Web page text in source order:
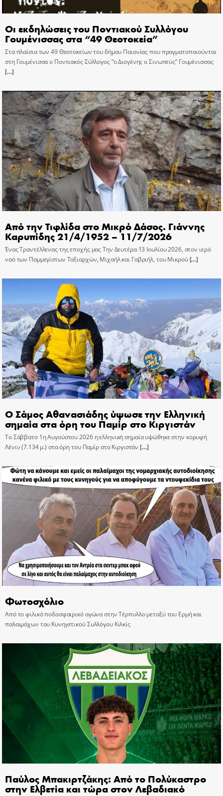
Οι εκδηλώσεις του Ποντιακού Συλλόγου
Γουμένισσας στα “49 Θεοτοκεία”
Στα πλαίσια των 49 Θεοτοκείων του δήμου Παιονίας που πραγματοποιούνται
στη Γουμένισσα ο Ποντιακός Σύλλογος “ο Διογένης ο Σινωπεύς” Γουμένισσας
[…]
Από την Τιφλίδα στο Μικρό Δάσος. Γιάννης
Καρυπίδης 21/4/1952 – 11/7/2026
Ένας Τραντέλλενας της εποχής μας Την Δευτέρα 13 Ιουλίου 2026, στον ιερό
ναό των Παμμεγίστων Ταξιαρχών, Μιχαήλ και Γαβριήλ, του Μικρού[…]
Ο Σάμος Αθανασιάδης ύψωσε την Ελληνική
σημαία στα όρη του Παμίρ στο Κιργιστάν
Το Σάββατο 1η Αυγούστου 2026 η ελληνική σημαία υψώθηκε στην κορυφή
Λένιν (7.134 μ.) στα όρη του Παμίρ στο Κιργιστάν […]
Φωτοσχόλιο
Από το φιλικό ποδοσφαιρικό αγώνα στην Τέρπυλλο μεταξύ του Ερμή και
παλαιμάχων του Κυνηγετικού Συλλόγου Κιλκίς
Παύλος Μπακιρτζάκης: Από το Πολύκαστρο
στην Ελβετία και τώρα στον Λεβαδιακό